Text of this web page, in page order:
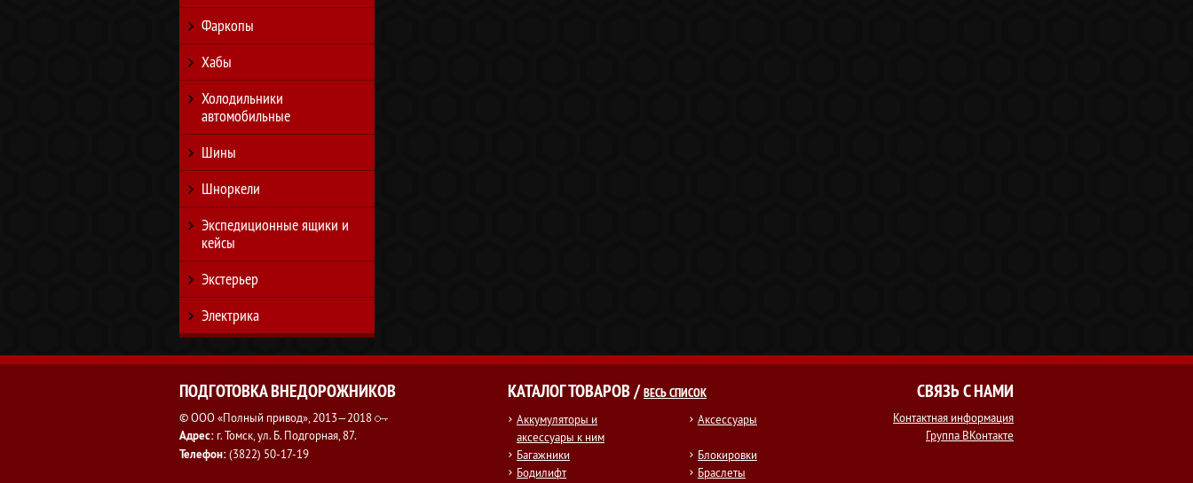
Фаркопы
Хабы
Холодильники
автомобильные
Шины
Шноркели
Экспедиционные ящики и
кейсы
Экстерьер
Электрика
ПОДГОТОВКА ВНЕДОРОЖНИКОВ
© ООО «Полный привод», 2013—2018
Адрес: г. Томск, ул. Б. Подгорная, 87.
Телефон:(3822) 50-17-19
КАТАЛОГ ТОВАРОВ /ВЕСЬ СПИСОК
Аккумуляторы и
аксессуары к ним
Аксессуары
Багажники
Блокировки
Бодилифт
Браслеты
СВЯЗЬ С НАМИ
Контактная информация
Группа ВКонтакте